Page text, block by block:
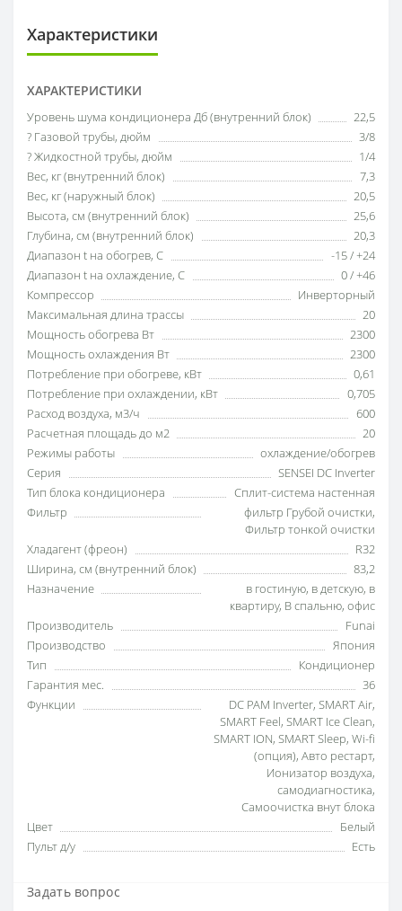
Характеристики
ХАРАКТЕРИСТИКИ
Уровень шума кондиционера Дб (внутренний блок)
22,5
? Газовой трубы, дюйм
3/8
? Жидкостной трубы, дюйм
1/4
Вес, кг (внутренний блок)
7,3
Вес, кг (наружный блок)
20,5
Высота, см (внутренний блок)
25,6
Глубина, см (внутренний блок)
20,3
Диапазон t на обогрев, С
-15 / +24
Диапазон t на охлаждение, С
0 / +46
Компрессор
Инверторный
Максимальная длина трассы
20
Мощность обогрева Вт
2300
Мощность охлаждения Вт
2300
Потребление при обогреве, кВт
0,61
Потребление при охлаждении, кВт
0,705
Расход воздуха, м3/ч
600
Расчетная площадь до м2
20
Режимы работы
охлаждение/обогрев
Серия
SENSEI DC Inverter
Тип блока кондиционера
Сплит-система настенная
Фильтр
фильтр Грубой очистки,
Фильтр тонкой очистки
Хладагент (фреон)
R32
Ширина, см (внутренний блок)
83,2
Назначение
в гостиную, в детскую, в
квартиру, В спальню, офис
Производитель
Funai
Производство
Япония
Тип
Кондиционер
Гарантия мес.
36
Функции
DС PAM Inverter, SMART Air,
SMART Feel, SMART Ice Clean,
SMART ION, SMART Sleep, Wi-fi
(опция), Авто рестарт,
Ионизатор воздуха,
самодиагностика,
Самоочистка внут блока
Цвет
Белый
Пульт д/у
Есть
Задать вопрос